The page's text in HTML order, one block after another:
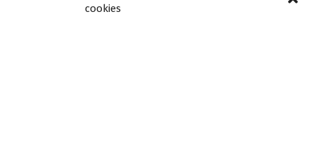
cookiesHoraires